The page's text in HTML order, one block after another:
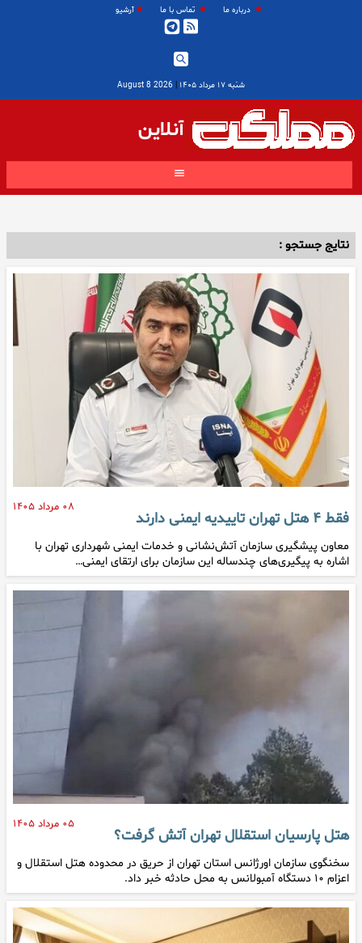
درباره ما تماس با ما آرشیو
شنبه ۱۷ مرداد ۱۴۰۵ |
2026 August 8
آنلاین
نتایج جستجو :
۰۸ مرداد ۱۴۰۵
فقط ۴ هتل تهران تاییدیه ایمنی دارند
معاون پیشگیری سازمان آتش‌نشانی و خدمات ایمنی شهرداری تهران با
اشاره به پیگیری‌های چندساله این سازمان برای ارتقای ایمنی…
۰۵ مرداد ۱۴۰۵
هتل پارسیان استقلال تهران آتش گرفت؟
سخنگوی سازمان اورژانس استان تهران از حریق در محدوده هتل استقلال و
اعزام ۱۰ دستگاه آمبولانس به محل حادثه خبر داد.